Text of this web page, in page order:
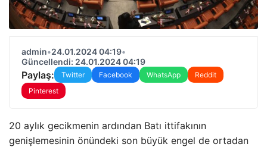
admin•24.01.2024 04:19•
Güncellendi: 24.01.2024 04:19
Paylaş: Twitter Facebook WhatsApp
Reddit
Pinterest
20 aylık gecikmenin ardından Batı ittifakının
genişlemesinin önündeki son büyük engel de ortadan